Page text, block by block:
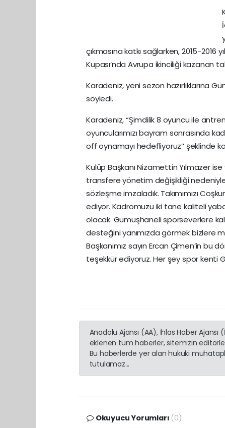
çıkmasına katkı sağlarken, 2015-2016
Kupası’nda Avrupa ikinciliği kazanan
Karadeniz, yeni sezon hazırlıklarına
söyledi.
Karadeniz, “Şimdilik 8 oyuncu ile
oyuncularımızı bayram sonrasında
off oynamayı hedefliyoruz’’ şeklinde
Kulüp Başkanı Nizamettin Yılmazer
transfere yönetim değişikliği nedeniyle
sözleşme imzaladık. Takımımızı
ediyor. Kadromuzu iki tane kaliteli
olacak. Gümüşhaneli sporseverlere
desteğini yanımızda görmek bizlere
Başkanımız sayın Ercan Çimen’in
teşekkür ediyoruz. Her şey spor kenti
Anadolu Ajansı (AA), İhlas Haber
eklenen tüm haberler, sitemizin
Bu haberlerde yer alan hukuki
tutulamaz...
Okuyucu Yorumları (0)